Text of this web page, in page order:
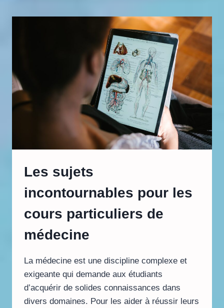
SUJET
INCONTOURNABLE
ÉTUDES
DE
MÉDECINE
Les sujets
incontournables pour les
cours particuliers de
médecine
La médecine est une discipline complexe et
exigeante qui demande aux étudiants
d’acquérir de solides connaissances dans
divers domaines. Pour les aider à réussir leurs